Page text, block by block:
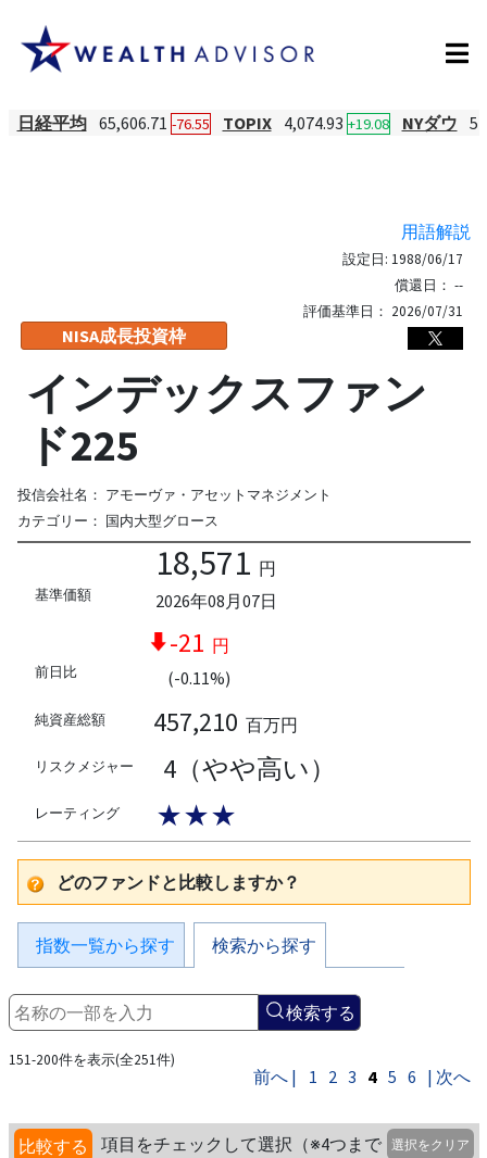
日経平均 65,606.71 -76.55 TOPIX 4,074.93 +19.08 NYダウ
用語解説
NISA成長投資枠
設定日: 1988/06/17
償還日： --
評価基準日： 2026/07/31
インデックスファン
ド225
投信会社名： アモーヴァ・アセットマネジメント
カテゴリー： 国内大型グロース
基準価額
18,571 円
2026年08月07日
前日比
-21 円
(-0.11%)
純資産総額 457,210 百万円
リスクメジャー 4（やや高い）
レーティング ★★★
どのファンドと比較しますか？
指数一覧から探す 検索から探す
検索する
151-200件を表示(全251件)
前へ | 1 2 3 4 5 6 | 次へ
比較する
項目をチェックして選択（※4つまで
選択をクリア